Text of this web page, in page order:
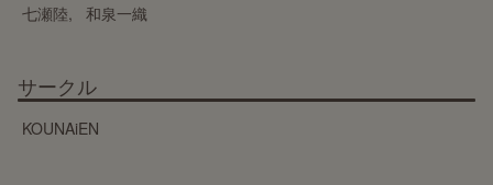
七瀬陸 和泉一織
サークル
KOUNAiEN